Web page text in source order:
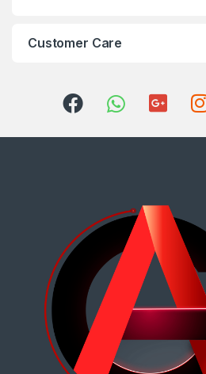
Customer Care